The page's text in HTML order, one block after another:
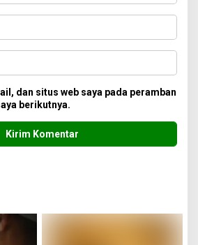
dan situs web saya pada peramban
berikutnya.